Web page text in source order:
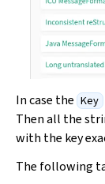
In case the Key
Then all the
with the key
The following